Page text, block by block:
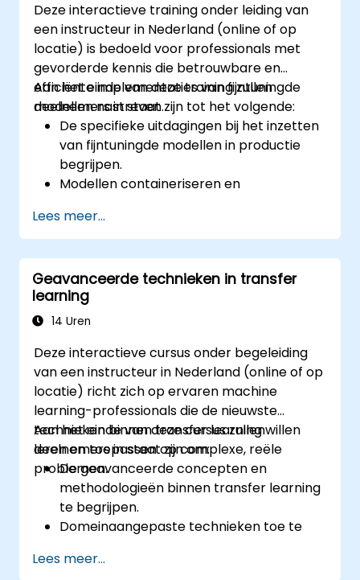
Deze interactieve training onder leiding van
een instructeur in Nederland (online of op
locatie) is bedoeld voor professionals met
gevorderde kennis die betrouwbare en
efficiënte implementaties van fijntuningde
modellen nastreven.
Aan het einde van deze training zullen
deelnemers in staat zijn tot het volgende:
De specifieke uitdagingen bij het inzetten
van fijntuningde modellen in productie
begrijpen.
Modellen containeriseren en
hulpmiddelen als Docker en Kubernetes.
Bewaking en logging van
geïmplementeerde modellen realiseren.
Modellen optimaliseren om de latentie te
verminderen en de schaalbaarheid in
praktijkgevallen te verbeteren.
Lees meer...
Geavanceerde technieken in transfer
learning
14 Uren
Deze interactieve cursus onder begeleiding
van een instructeur in Nederland (online of op
locatie) richt zich op ervaren machine
learning-professionals die de nieuwste
technieken binnen transfer learning willen
leren en toepassen op complexe, reële
problemen.
Aan het einde van deze cursus zullen
deelnemers in staat zijn om:
De geavanceerde concepten en
methodologieën binnen transfer learning
te begrijpen.
Domeinaangepaste technieken toe te
Continu leren te implementeren voor het
Lees meer...